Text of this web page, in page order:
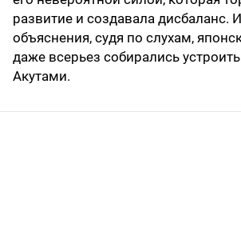
развитие и создавала дисбаланс.
объяснения, судя по слухам,
даже всерьез собирались
Акутами.